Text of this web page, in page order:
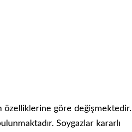
özelliklerine göre değişmektedir.
Soygazlar kararlı